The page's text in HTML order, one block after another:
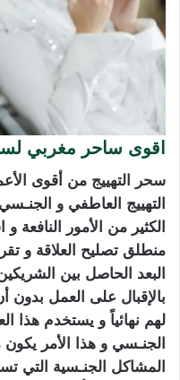
اقوى ساحر مغربي
سحر التهييج من أقوى
التهييج العاطفي و
الكثير من الأمور
منطلق تصليح العلاقة و
البعد الحاصل بين
بالإقبال على العمل
لهم نهائياً و يستخدم هذا
الجنـسي و هذا الأمر
المشاكل الجنـسية التي